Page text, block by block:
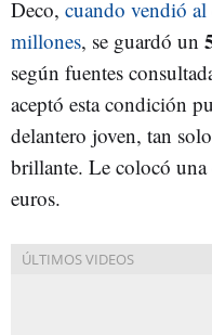
Deco, cuando vendió al
millones, se guardó un
según fuentes
aceptó esta condición
delantero joven, tan
brillante. Le colocó una
euros.